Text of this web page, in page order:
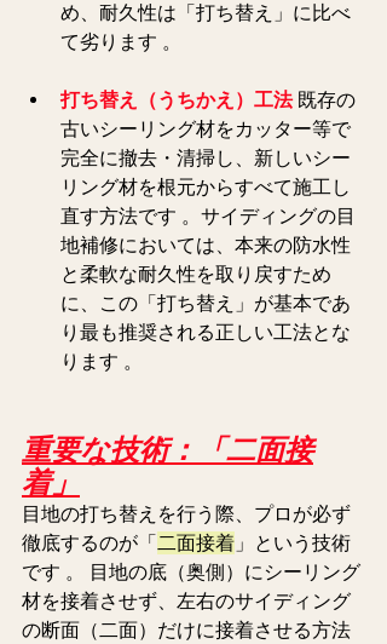
め、耐久性は「打ち替え」に比べ
て劣ります 。
打ち替え（うちかえ）工法 既存の
古いシーリング材をカッター等で
完全に撤去・清掃し、新しいシー
リング材を根元からすべて施工し
直す方法です 。サイディングの目
地補修においては、本来の防水性
と柔軟な耐久性を取り戻すため
に、この「打ち替え」が基本であ
り最も推奨される正しい工法とな
ります 。
重要な技術：「二面接
着」
目地の打ち替えを行う際、プロが必ず
徹底するのが「 二面接着 」という技術
です 。 目地の底（奥側）にシーリング
材を接着させず、左右のサイディング
の断面（二面）だけに接着させる方法